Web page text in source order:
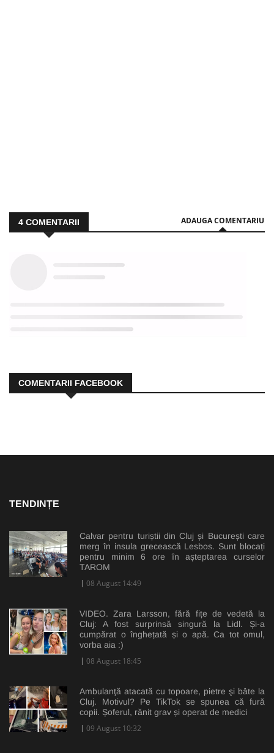
4 COMENTARII ADAUGA COMENTARIU
COMENTARII FACEBOOK
TENDINȚE
Calvar pentru turiștii din Cluj și București care
merg în insula grecească Lesbos. Sunt blocați
pentru minim 6 ore în așteptarea curselor
TAROM
08 August 14:49
VIDEO. Zara Larsson, fără fițe de vedetă la
Cluj: A fost surprinsă singură la Lidl. Și-a
cumpărat o înghețată și o apă. Ca tot omul,
vorba aia :)
08 August 18:45
Ambulanţă atacată cu topoare, pietre şi bâte la
Cluj. Motivul? Pe TikTok se spunea că fură
copii. Șoferul, rănit grav și operat de medici
09 August 10:32